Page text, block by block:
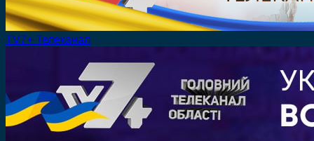
TV7+ Телеканал